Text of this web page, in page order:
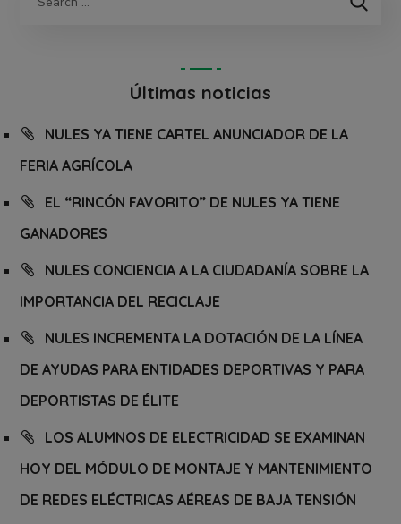
Últimas noticias
NULES YA TIENE CARTEL ANUNCIADOR DE LA
FERIA AGRÍCOLA
EL “RINCÓN FAVORITO” DE NULES YA TIENE
GANADORES
NULES CONCIENCIA A LA CIUDADANÍA SOBRE LA
IMPORTANCIA DEL RECICLAJE
NULES INCREMENTA LA DOTACIÓN DE LA LÍNEA
DE AYUDAS PARA ENTIDADES DEPORTIVAS Y PARA
DEPORTISTAS DE ÉLITE
LOS ALUMNOS DE ELECTRICIDAD SE EXAMINAN
HOY DEL MÓDULO DE MONTAJE Y MANTENIMIENTO
DE REDES ELÉCTRICAS AÉREAS DE BAJA TENSIÓN